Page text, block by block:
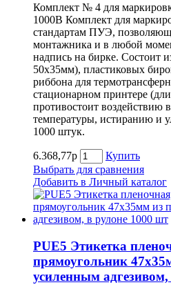
Комплект № 4 для
1000В Комплект для
стандартам ПУЭ,
монтажника и в любой
надпись на бирке. Состоит
50х35мм), пластиковых
риббона для
стационарном принтере
противостоит воздействию
температуры, истиранию и
1000 штук.
6.368,77р
Купить
Выбрать для сравнения
Добавить в Личный каталог
PUE5 Этикетка
прямоугольник
усиленным